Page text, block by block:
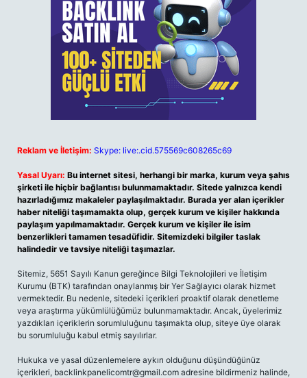
Reklam ve İletişim: Skype: live:.cid.575569c608265c69
Yasal Uyarı: Bu internet sitesi, herhangi bir marka, kurum veya şahıs
şirketi ile hiçbir bağlantısı bulunmamaktadır. Sitede yalnızca kendi
hazırladığımız makaleler paylaşılmaktadır. Burada yer alan içerikler
haber niteliği taşımamakta olup, gerçek kurum ve kişiler hakkında
paylaşım yapılmamaktadır. Gerçek kurum ve kişiler ile isim
benzerlikleri tamamen tesadüfidir. Sitemizdeki bilgiler taslak
halindedir ve tavsiye niteliği taşımazlar.
Sitemiz, 5651 Sayılı Kanun gereğince Bilgi Teknolojileri ve İletişim
Kurumu (BTK) tarafından onaylanmış bir Yer Sağlayıcı olarak hizmet
vermektedir. Bu nedenle, sitedeki içerikleri proaktif olarak denetleme
veya araştırma yükümlülüğümüz bulunmamaktadır. Ancak, üyelerimiz
yazdıkları içeriklerin sorumluluğunu taşımakta olup, siteye üye olarak
bu sorumluluğu kabul etmiş sayılırlar.
Hukuka ve yasal düzenlemelere aykırı olduğunu düşündüğünüz
içerikleri, backlinkpanelicomtr@gmail.com adresine bildirmeniz halinde,